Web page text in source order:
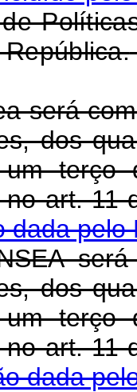
será
dos
terço
art. 11
dada pelo
será
dos
terço
art. 11
dada